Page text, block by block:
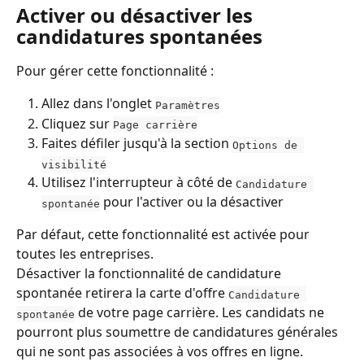
Activer ou désactiver les
candidatures spontanées
Pour gérer cette fonctionnalité :
Allez dans l'onglet Paramètres
Cliquez sur Page carrière
Faites défiler jusqu'à la section Options de
visibilité
Utilisez l'interrupteur à côté de Candidature
spontanée pour l'activer ou la désactiver
Par défaut, cette fonctionnalité est activée pour
toutes les entreprises.
Désactiver la fonctionnalité de candidature
spontanée retirera la carte d'offre Candidature
spontanée de votre page carrière. Les candidats ne
pourront plus soumettre de candidatures générales
qui ne sont pas associées à vos offres en ligne.